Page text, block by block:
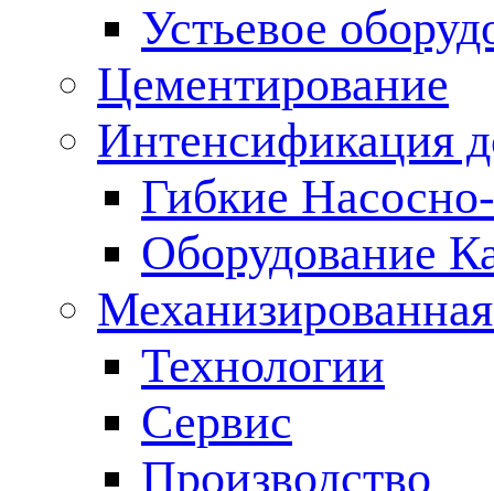
Устьевое
Цементирование
Интенсификация
Гибкие
Оборудование
Технологии
Сервис
Производство